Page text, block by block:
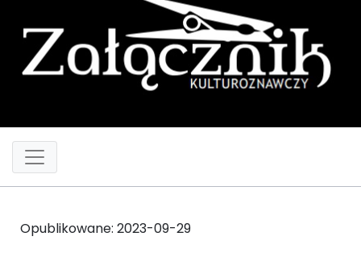
Opublikowane: 2023-09-29